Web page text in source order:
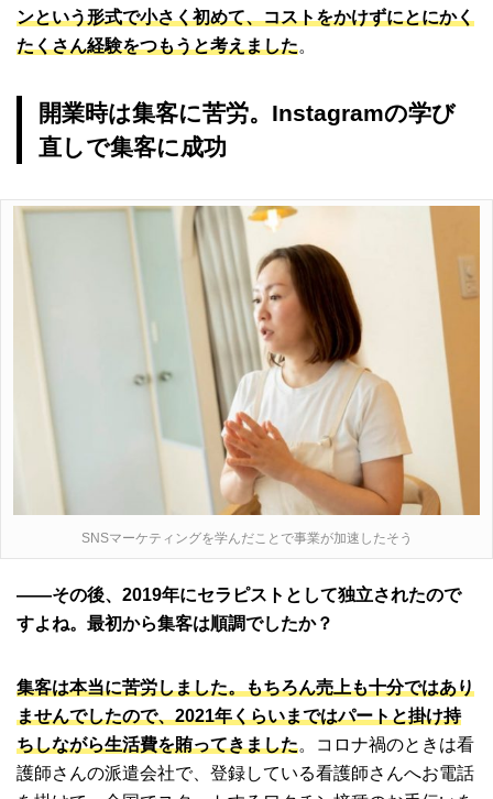
ンという形式で小さく初めて、コストをかけずにとにかく
たくさん経験をつもうと考えました。
開業時は集客に苦労。Instagramの学び
直しで集客に成功
SNSマーケティングを学んだことで事業が加速したそう
――その後、2019年にセラピストとして独立されたので
すよね。最初から集客は順調でしたか？
集客は本当に苦労しました。もちろん売上も十分ではあり
ませんでしたので、2021年くらいまではパートと掛け持
ちしながら生活費を賄ってきました。コロナ禍のときは看
護師さんの派遣会社で、登録している看護師さんへお電話